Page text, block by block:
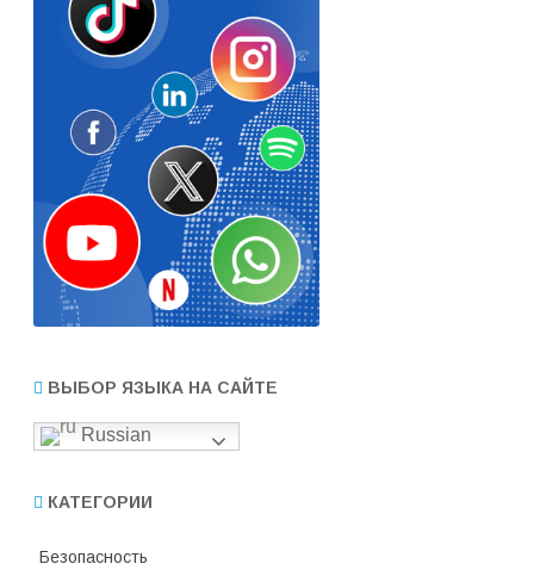
ВЫБОР ЯЗЫКА НА САЙТЕ
Russian
КАТЕГОРИИ
Безопасность